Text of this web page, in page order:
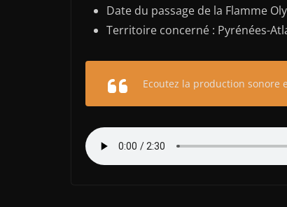
Date du passage de la Flamme
Territoire concerné : Pyrénées-
Ecoutez la production sonore